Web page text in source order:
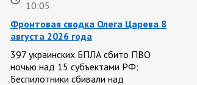
10:05
Фронтовая сводка Олега Царева 8
августа 2026 года
397 украинских БПЛА сбито ПВО
ночью над 15 субъектами РФ:
Беспилотники сбивали над